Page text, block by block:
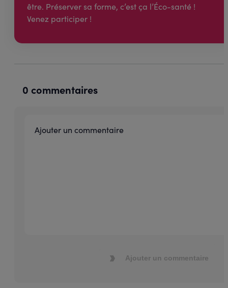
0 commentaires
Ajouter un commentaire
être. Préserver sa forme, c’est ça l’Éco-santé !
Venez participer !